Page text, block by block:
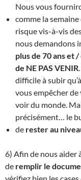
Nous vous
comme la
risque vis-à-vis
nous demandons
plus de 70 ans et
de NE PAS VENIR
difficile à subir
vous empêcher
voir du monde.
précisément… le
de rester au
6) Afin de nous aider
de remplir le